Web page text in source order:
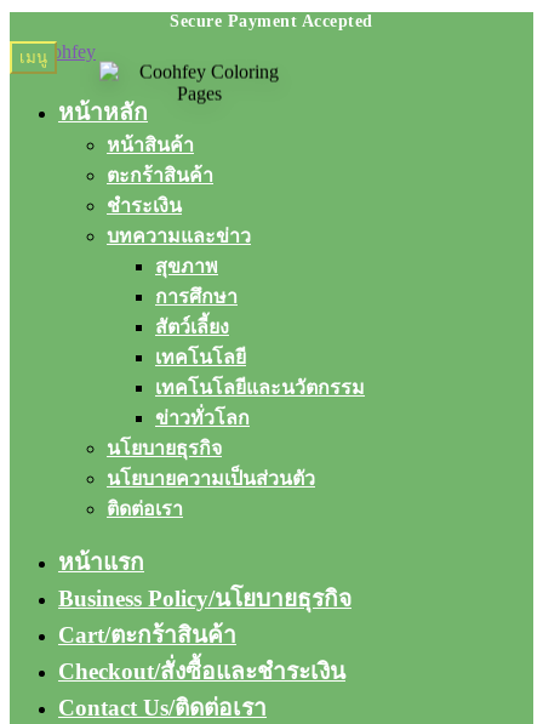
Skip
to
Skip
to
เมนู
หน้าหลัก
หน้าสินค้า
ตะกร้าสินค้า
ชำระเงิน
บทความและข่าว
สุขภาพ
การศึกษา
สัตว์เลี้ยง
เทคโนโลยี
เทคโนโลยีและนวัตกรรม
ข่าวทั่วโลก
นโยบายธุรกิจ
นโยบายความเป็นส่วนตัว
ติดต่อเรา
หน้าแรก
Business Policy/นโยบายธุรกิจ
Cart/ตะกร้าสินค้า
Checkout/สั่งซื้อและชำระเงิน
Contact Us/ติดต่อเรา